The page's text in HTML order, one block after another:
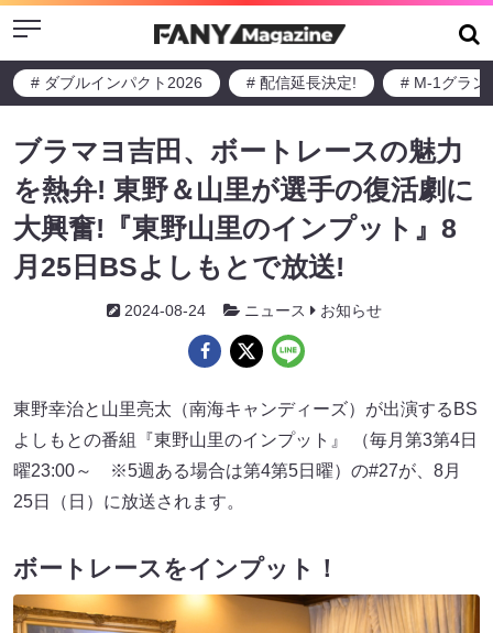
Menu
# ダブルインパクト2026 # 配信延長決定! # M-1グラン
ブラマヨ吉田、ボートレースの魅力
を熱弁! 東野＆山里が選手の復活劇に
大興奮!『東野山里のインプット』8
月25日BSよしもとで放送!
2024-08-24 ニュース お知らせ
東野幸治と山里亮太（南海キャンディーズ）が出演するBS
よしもとの番組『東野山里のインプット』 （毎月第3第4日
曜23:00～ ※5週ある場合は第4第5日曜）の#27が、8月
25日（日）に放送されます。
ボートレースをインプット！